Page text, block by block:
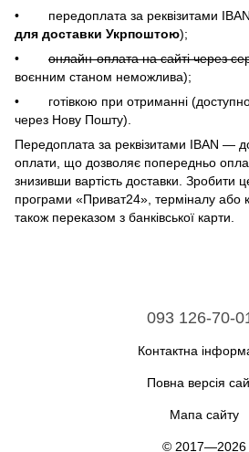
• передоплата за реквізитами
для доставки Укрпоштою);
• онлайн-оплата на сайті через
воєнним станом неможлива);
• готівкою при отриманні (доступно
через Нову Пошту).
Передоплата за реквізитами IBAN —
оплати, що дозволяє попередньо
знизивши вартість доставки.
програми «Приват24», терміналу або
також переказом з банківської карти.
093 126-70-
Контактна
Повна версія
Мапа сайту
© 2017—2026